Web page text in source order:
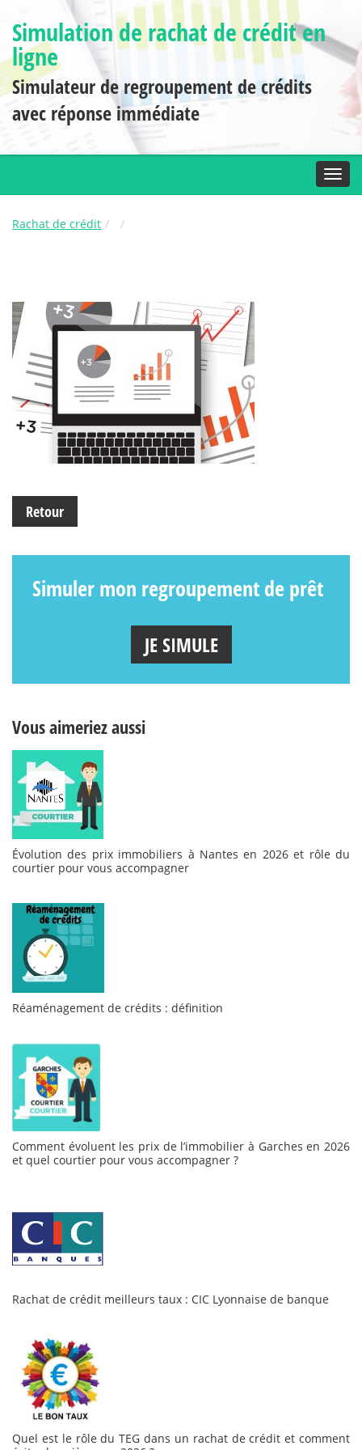
Simulation de rachat de crédit en
ligne
Simulateur de regroupement de crédits
avec réponse immédiate
Rachat de crédit
Retour
Simuler mon regroupement de prêt
JE SIMULE
Vous aimeriez aussi
Évolution des prix immobiliers à Nantes en 2026 et rôle du
courtier pour vous accompagner
Réaménagement de crédits : définition
Comment évoluent les prix de l’immobilier à Garches en 2026
et quel courtier pour vous accompagner ?
Rachat de crédit meilleurs taux : CIC Lyonnaise de banque
Quel est le rôle du TEG dans un rachat de crédit et comment